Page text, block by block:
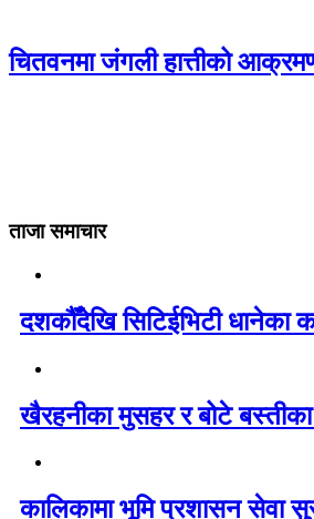
चितवनमा जंगली हात्तीको
ताजा समाचार
दशकौँदेखि सिटिईभिटी धानेका
खैरहनीका मुसहर र बोटे
कालिकामा भूमि प्रशासन सेवा